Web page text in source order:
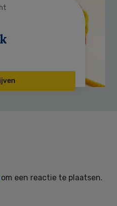
om een reactie te plaatsen.